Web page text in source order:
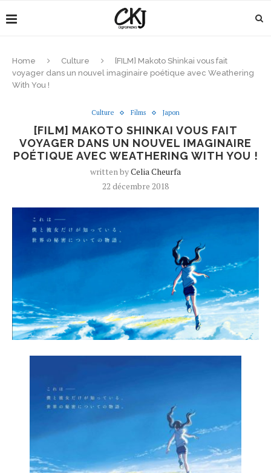
Home Culture
[FILM] Makoto Shinkai vous fait
voyager dans un nouvel imaginaire poétique avec Weathering
With You !
Culture Films Japon
[FILM] MAKOTO SHINKAI VOUS FAIT
VOYAGER DANS UN NOUVEL IMAGINAIRE
POÉTIQUE AVEC WEATHERING WITH YOU !
written byCelia Cheurfa
22 décembre 2018